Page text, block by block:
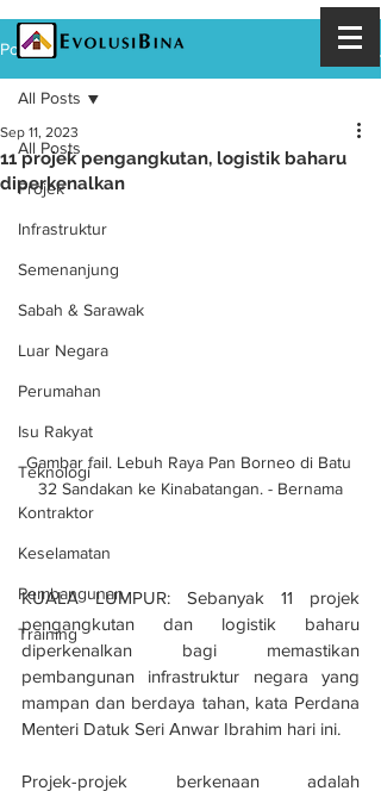
Post
All Posts
Projek
Infrastruktur
Semenanjung
Sabah & Sarawak
Luar Negara
Perumahan
Isu Rakyat
Teknologi
Kontraktor
Keselamatan
Pembangunan
Training
All Posts
11 projek pengangkutan, logistik baharu
diperkenalkan
Sep 11, 2023
Gambar fail. Lebuh Raya Pan Borneo di Batu
32 Sandakan ke Kinabatangan. - Bernama
KUALA LUMPUR: Sebanyak 11 projek
pengangkutan dan logistik baharu
diperkenalkan bagi memastikan
pembangunan infrastruktur negara yang
mampan dan berdaya tahan, kata Perdana
Menteri Datuk Seri Anwar Ibrahim hari ini.
Projek-projek berkenaan adalah